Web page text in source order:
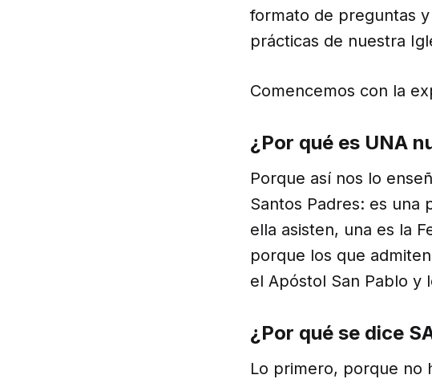
formato de preguntas
prácticas de nuestra
Comencemos con la
¿Por qué es UNA
Porque así nos lo
Santos Padres: es una
ella asisten, una es la
porque los que
el Apóstol San Pablo y
¿Por qué se dice
Lo primero, porque no